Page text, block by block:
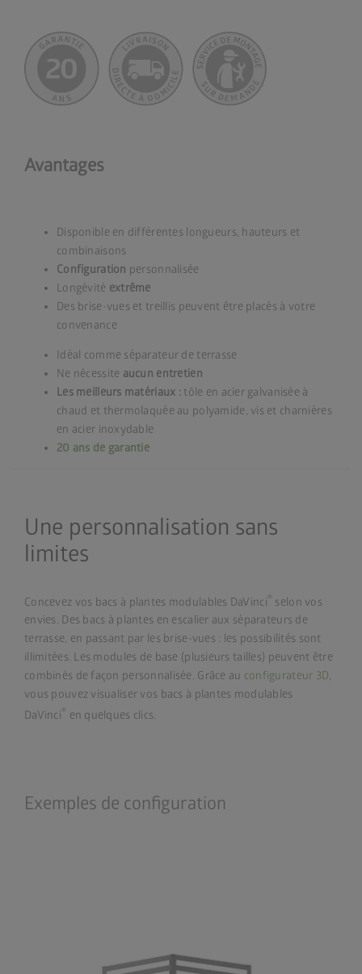
Avantages
Disponible en différentes longueurs, hauteurs et
combinaisons
Configuration personnalisée
Longévité extrême
Des brise-vues et treillis peuvent être placés à votre
convenance
Idéal comme séparateur de terrasse
Ne nécessite aucun entretien
Les meilleurs matériaux : tôle en acier galvanisée à
chaud et thermolaquée au polyamide, vis et charnières
en acier inoxydable
20 ans de garantie
Une personnalisation sans
limites
Concevez vos bacs à plantes modulables DaVinci ® selon vos
envies. Des bacs à plantes en escalier aux séparateurs de
terrasse, en passant par les brise-vues : les possibilités sont
illimitées. Les modules de base (plusieurs tailles) peuvent être
combinés de façon personnalisée. Grâce au configurateur 3D,
vous pouvez visualiser vos bacs à plantes modulables
DaVinci ® en quelques clics.
Exemples de configuration